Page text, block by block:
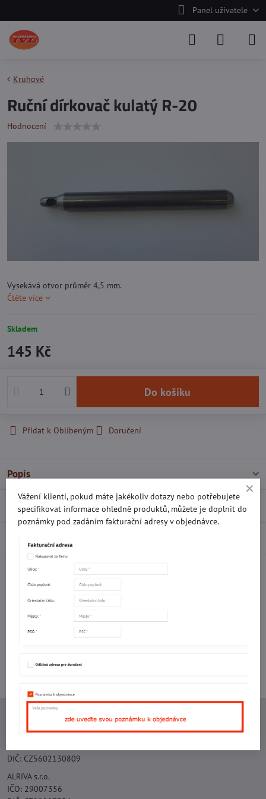
Panel uživatele
Kruhové
Ruční dírkovač kulatý R-20
Hodnocení
Vysekává otvor průměr 4,5 mm.
Čtěte více
Skladem
145 Kč
Do košíku
Přidat k Oblíbeným Doručení
Popis
Recenze 0
Facebook Twitter Bluesky
Potřebujete poradit s objednávkou?
Kontaktujte nás:
+420 577 523 563
Ing. Vojtěch Lečbych - IVL
DIČ: CZ5602130809
ALRIVA s.r.o.
IČO: 29007356
Vážení klienti, pokud máte jakékoliv dotazy nebo potřebujete
specifikovat informace ohledně produktů, můžete je doplnit do
poznámky pod zadáním fakturační adresy v objednávce.